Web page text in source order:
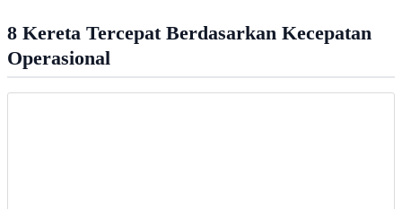
8 Kereta Tercepat Berdasarkan Kecepatan
Operasional